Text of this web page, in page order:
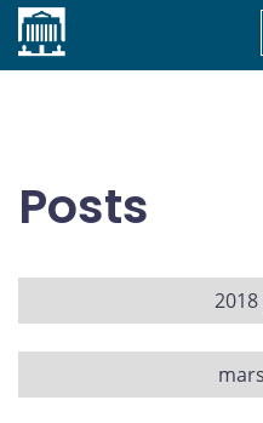
Accueil
Posts
2018